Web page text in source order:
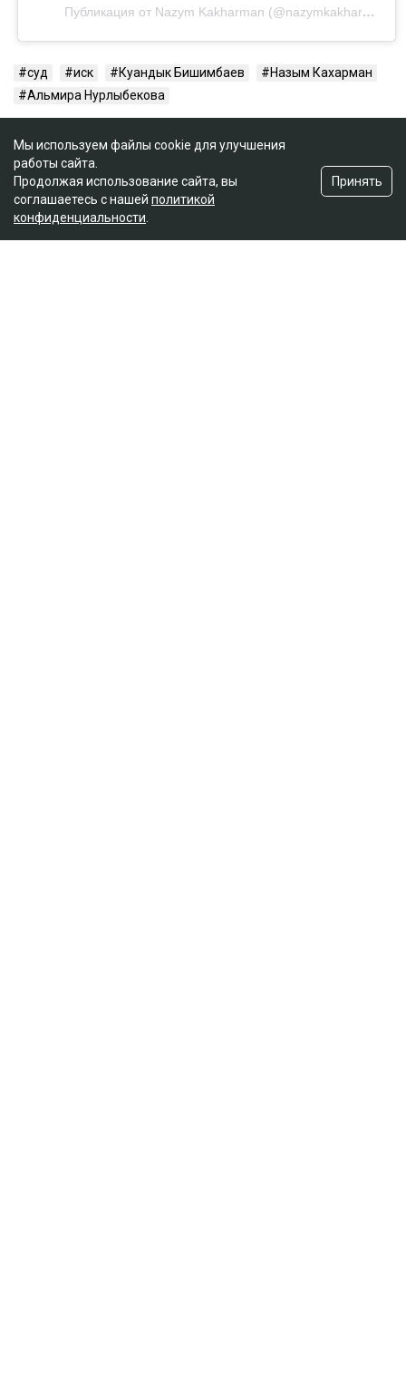
Публикация от Nazym Kakharman (@nazymkakharman)
суд иск Куандык Бишимбаев
Назым Кахарман
Альмира Нурлыбекова
Мы используем файлы cookie для улучшения
работы сайта.
Продолжая использование сайта, вы
соглашаетесь с нашей политикой
конфиденциальности
Принять